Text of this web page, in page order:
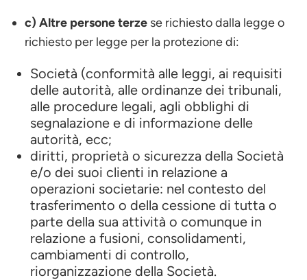
c) Altre persone terze se richiesto dalla legge o
richiesto per legge per la protezione di:
Società (conformità alle leggi, ai requisiti
delle autorità, alle ordinanze dei tribunali,
alle procedure legali, agli obblighi di
segnalazione e di informazione delle
autorità, ecc;
diritti, proprietà o sicurezza della Società
e/o dei suoi clienti in relazione a
operazioni societarie: nel contesto del
trasferimento o della cessione di tutta o
parte della sua attività o comunque in
relazione a fusioni, consolidamenti,
cambiamenti di controllo,
riorganizzazione della Società.